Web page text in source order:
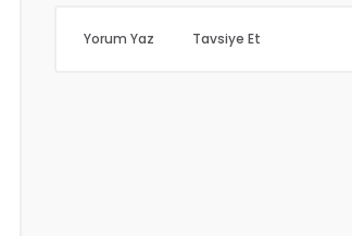
Yorum Yaz Tavsiye Et